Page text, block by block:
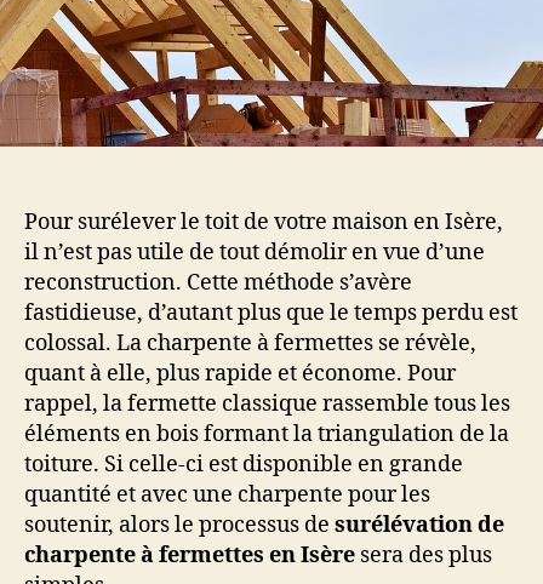
Pour surélever le toit de votre maison en Isère,
il n’est pas utile de tout démolir en vue d’une
reconstruction. Cette méthode s’avère
fastidieuse, d’autant plus que le temps perdu est
colossal. La charpente à fermettes se révèle,
quant à elle, plus rapide et économe. Pour
rappel, la fermette classique rassemble tous les
éléments en bois formant la triangulation de la
toiture. Si celle-ci est disponible en grande
quantité et avec une charpente pour les
soutenir, alors le processus de surélévation de
charpente à fermettes en Isère sera des plus